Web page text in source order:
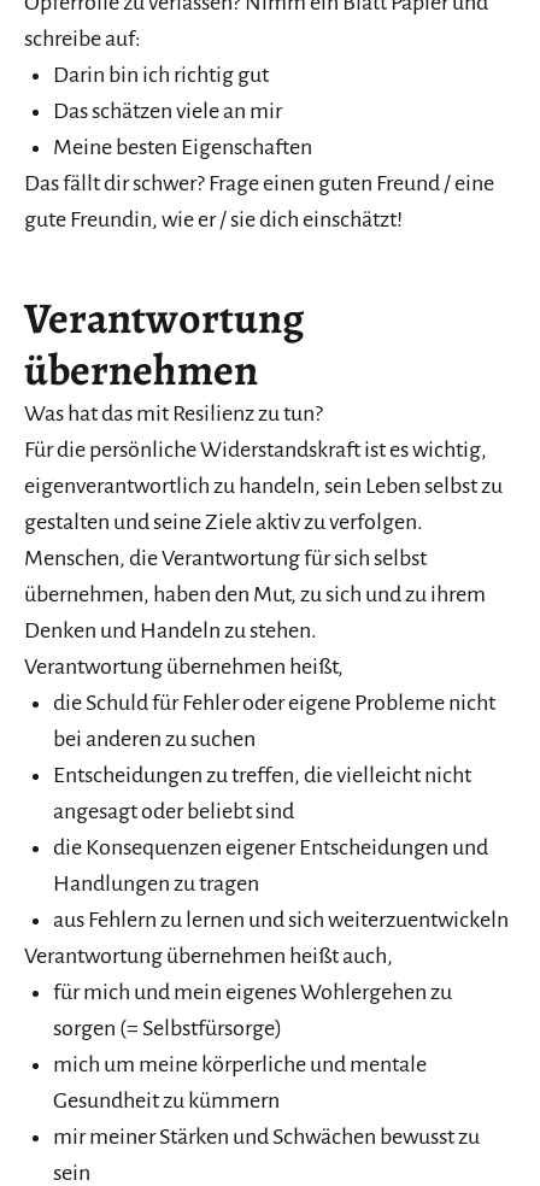
schreibe auf:
Darin bin ich richtig gut
Das schätzen viele an mir
Meine besten Eigenschaften
Das fällt dir schwer? Frage einen guten Freund / eine
gute Freundin, wie er / sie dich einschätzt!
Verantwortung
übernehmen
Was hat das mit Resilienz zu tun?
Für die persönliche Widerstandskraft ist es wichtig,
eigenverantwortlich zu handeln, sein Leben selbst zu
gestalten und seine Ziele aktiv zu verfolgen.
Menschen, die Verantwortung für sich selbst
übernehmen, haben den Mut, zu sich und zu ihrem
Denken und Handeln zu stehen.
Verantwortung übernehmen heißt,
die Schuld für Fehler oder eigene Probleme nicht
bei anderen zu suchen
Entscheidungen zu treffen, die vielleicht nicht
angesagt oder beliebt sind
die Konsequenzen eigener Entscheidungen und
Handlungen zu tragen
aus Fehlern zu lernen und sich weiterzuentwickeln
Verantwortung übernehmen heißt auch,
für mich und mein eigenes Wohlergehen zu
sorgen (= Selbstfürsorge)
mich um meine körperliche und mentale
Gesundheit zu kümmern
mir meiner Stärken und Schwächen bewusst zu
sein